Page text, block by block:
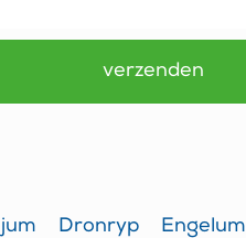
verzenden
Dronryp Engelum